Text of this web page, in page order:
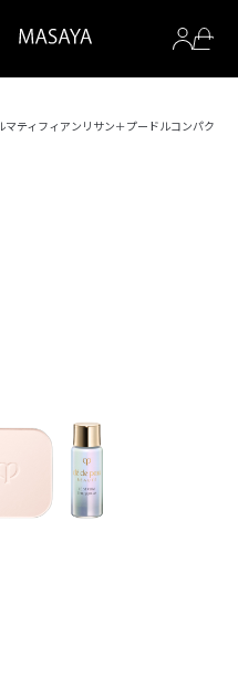
ティフィアンリサン＋プードルコンパク